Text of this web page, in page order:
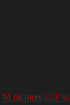
M pictures UIP